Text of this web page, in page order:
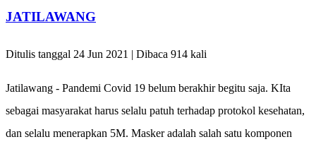
JATILAWANG
Ditulis tanggal 24 Jun 2021 | Dibaca 914 kali
Jatilawang - Pandemi Covid 19 belum berakhir begitu saja. KIta
sebagai masyarakat harus selalu patuh terhadap protokol kesehatan,
dan selalu menerapkan 5M. Masker adalah salah satu komponen